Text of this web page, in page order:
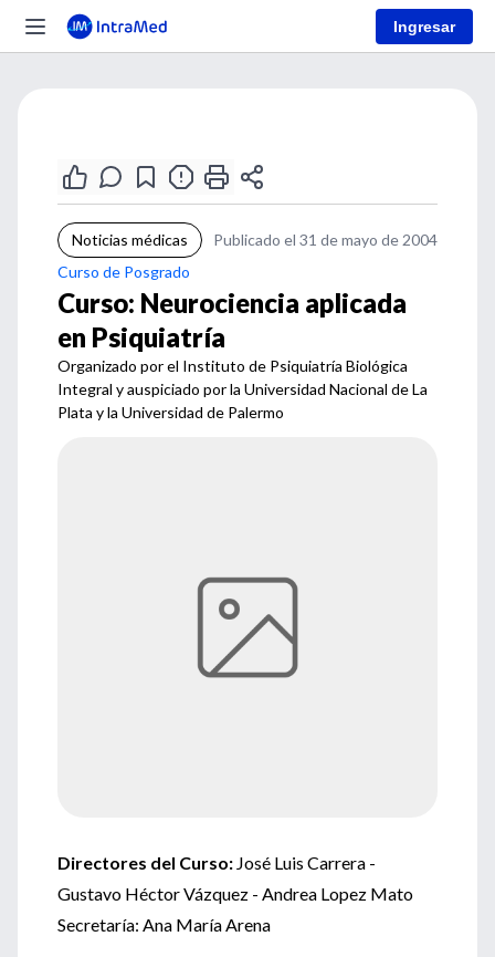
Ingresar
Noticias médicas
Publicado el 31 de mayo de 2004
Curso de Posgrado
Curso: Neurociencia aplicada
en Psiquiatría
Organizado por el Instituto de Psiquiatría Biológica
Integral y auspiciado por la Universidad Nacional de La
Plata y la Universidad de Palermo
Directores del Curso: José Luis Carrera -
Gustavo Héctor Vázquez - Andrea Lopez Mato
Secretaría: Ana María Arena